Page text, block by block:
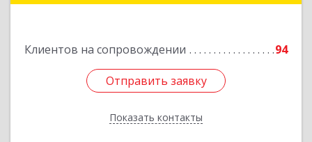
Клиентов на сопровождении 94
Отправить заявку
Показать контакты
Отправить заявку
Назад